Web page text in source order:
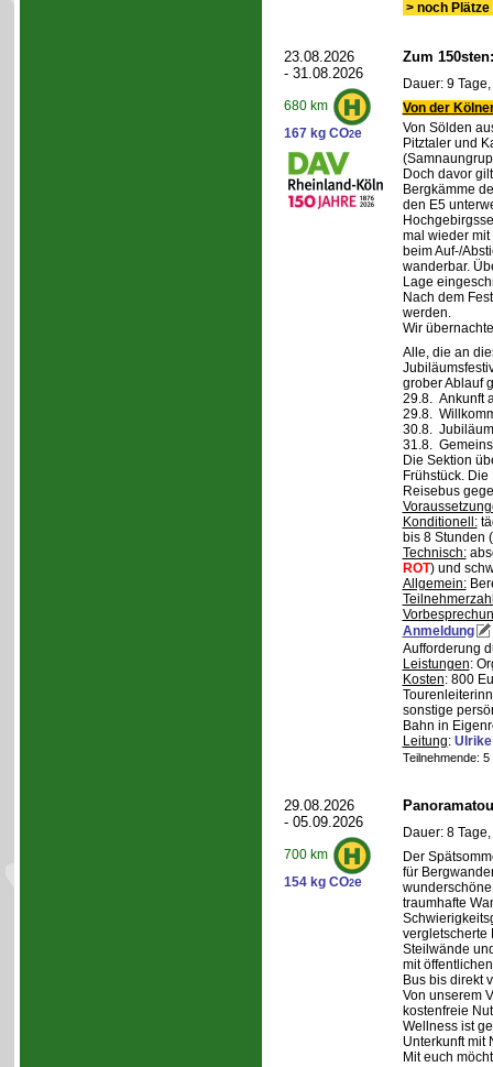
> noch
23.08.2026
- 31.08.2026
680 km
167 kg CO2e
Zum
Dauer: 9
Von der
Von Sölden
Pitztaler und
Doch davor
Bergkämme
den E5
mal wieder
beim Auf-/
wanderbar.
Lage
Nach dem
werden.
Wir
Alle, die an
grober Ablauf
29.8. Ankunft
29.8.
30.8.
31.8.
Die Sektion
Frühstück.
Reisebus
Konditionell:
bis 8 Stunden
Technisch:
ROT) und
Allgemein:
Anmeldung
Aufforderung
Leistungen:
Kosten: 800
sonstige
Bahn in
Leitung:
Teilnehmende:
29.08.2026
- 05.09.2026
700 km
154 kg CO2e
Dauer: 8
Der
für
traumhafte
vergletscherte
Steilwände
mit
Bus bis direkt
Von unserem
kostenfreie
Wellness ist
Unterkunft mit
Mit euch